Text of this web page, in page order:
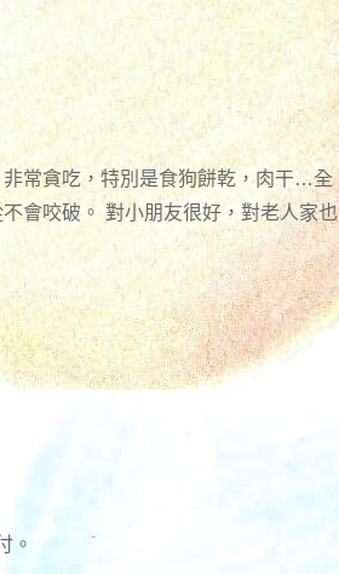
常貪吃，特別是食狗餅乾，肉干…全
會咬破。 對小朋友很好，對老人家也
。